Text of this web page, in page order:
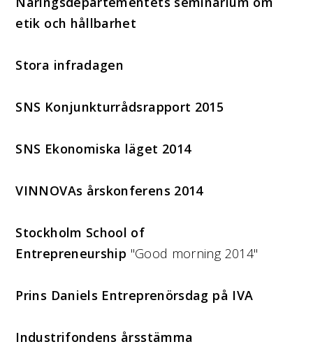
etik och hållbarhet
Stora infradagen
SNS Konjunkturrådsrapport 2015
SNS Ekonomiska läget 2014
VINNOVAs årskonferens 2014
Stockholm School of
Entrepreneurship "Good morning 2014"
Prins Daniels Entreprenörsdag på IVA
Industrifondens årsstämma